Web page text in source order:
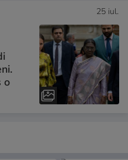
25 iul.
o